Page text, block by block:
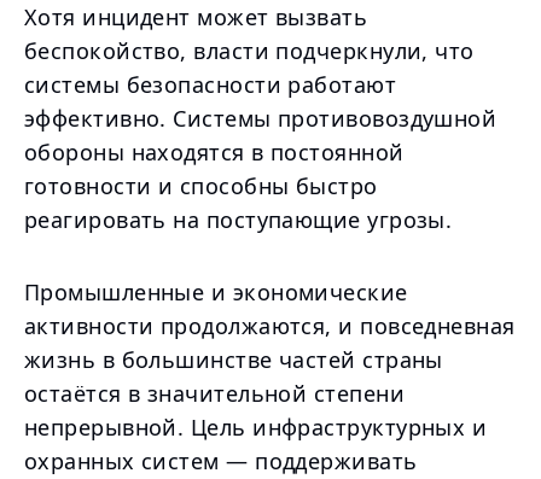
Хотя инцидент может вызвать
беспокойство, власти подчеркнули, что
системы безопасности работают
эффективно. Системы противовоздушной
обороны находятся в постоянной
готовности и способны быстро
реагировать на поступающие угрозы.
Промышленные и экономические
активности продолжаются, и повседневная
жизнь в большинстве частей страны
остаётся в значительной степени
непрерывной. Цель инфраструктурных и
охранных систем — поддерживать